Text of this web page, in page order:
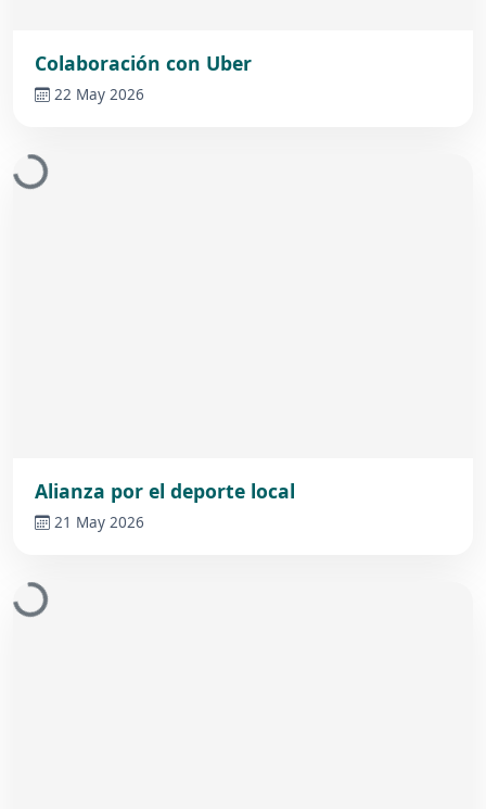
Colaboración con Uber
22 May 2026
Alianza por el deporte local
21 May 2026